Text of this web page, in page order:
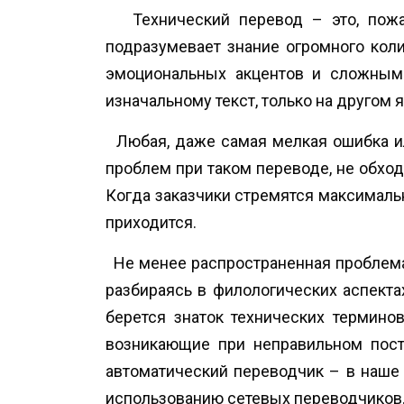
Технический перевод – это,
подразумевает знание огромного
эмоциональных акцентов и
изначальному текст, только на
Любая, даже самая мелкая ошибка
проблем при таком переводе, не
Когда заказчики стремятся
приходится.
Не менее распространенная
разбираясь в филологических
берется знаток технических
возникающие при неправильном
автоматический переводчик – в
использованию сетевых